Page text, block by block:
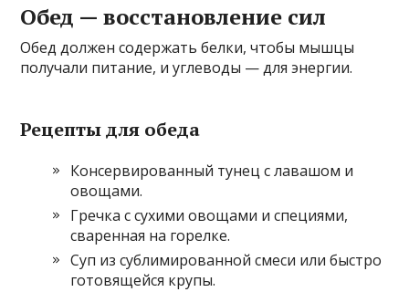
Обед — восстановление сил
Обед должен содержать белки, чтобы мышцы
получали питание, и углеводы — для энергии.
Рецепты для обеда
Консервированный тунец с лавашом и
овощами.
Гречка с сухими овощами и специями,
сваренная на горелке.
Суп из сублимированной смеси или быстро
готовящейся крупы.